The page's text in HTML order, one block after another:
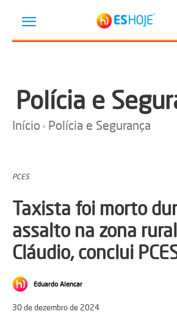
Polícia e
Início Polícia e Segurança
PCES
Taxista foi morto
assalto na zona
Cláudio, conclui
Eduardo Alencar
30 de dezembro de 2024